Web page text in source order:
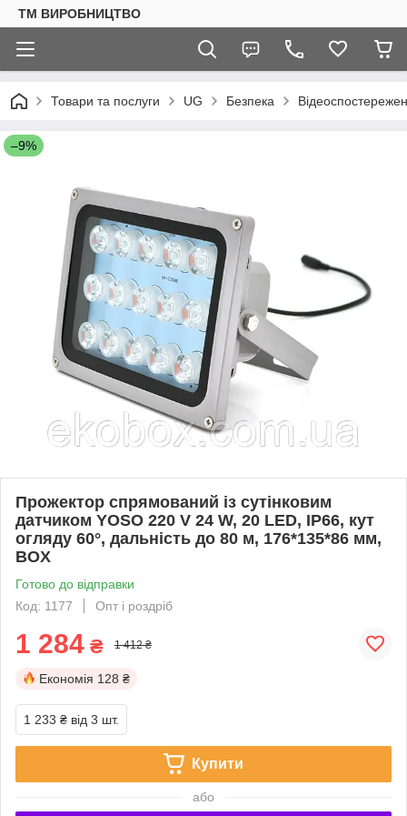
ТМ ВИРОБНИЦТВО
Товари та послуги UG Безпека
–9%
Прожектор спрямований із сутінковим
датчиком YOSO 220 V 24 W, 20 LED, IP66, кут
огляду 60°, дальність до 80 м, 176*135*86 мм,
BOX
Готово до відправки
Код: 1177
Опт і роздріб
1 284 ₴ 1 412 ₴
Економія 128 ₴
1 233 ₴ від 3 шт.
Купити
або